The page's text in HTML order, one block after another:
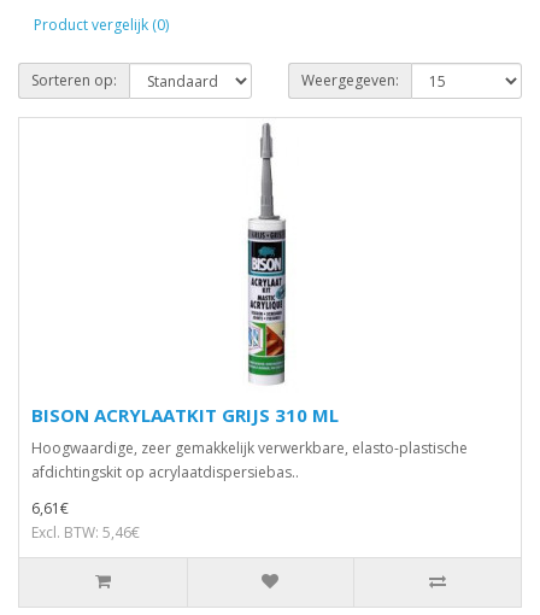
Product vergelijk (0)
Sorteren op: Weergegeven:
BISON ACRYLAATKIT GRIJS 310 ML
Hoogwaardige, zeer gemakkelijk verwerkbare, elasto-plastische
afdichtingskit op acrylaatdispersiebas..
6,61€
Excl. BTW: 5,46€